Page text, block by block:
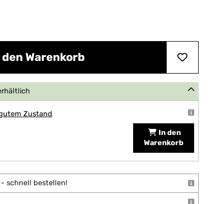
den Warenkorb
Zustand
In den
Warenkorb
- schnell bestellen!